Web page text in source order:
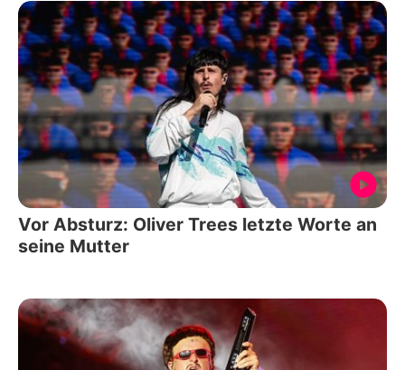
Vor Absturz: Oliver Trees letzte Worte an
seine Mutter